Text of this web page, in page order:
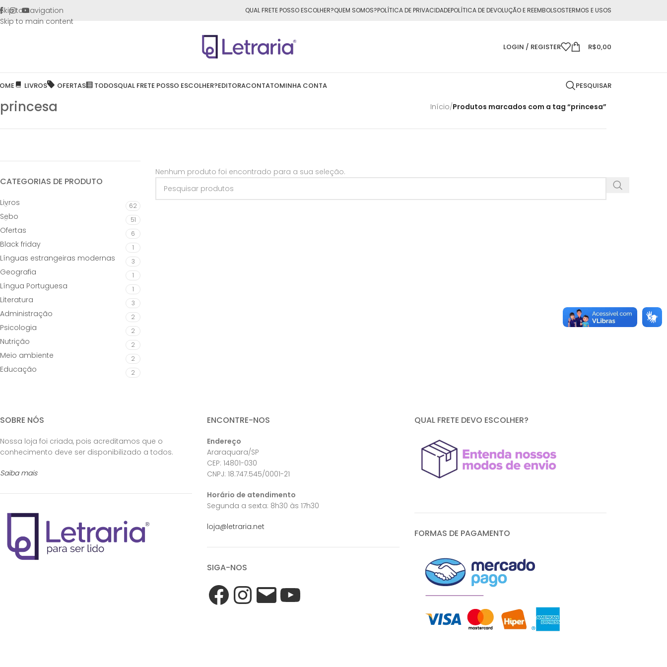
Skip to navigation
Skip to main content
para todo o Brasil nas compras acima de R$50,00
QUAL FRETE POSSO ESCOLHER?QUEM SOMOS?POLÍTICA DE PRIVACIDADEPOLÍTICA DE DEVOLUÇÃO E REEMBOLSOSTERMOS E USOS
LOGIN / REGISTER R$0,00
LIVROS OFERTAS TODOSQUAL FRETE POSSO ESCOLHER?EDITORACONTATOMINHA CONTA PESQUISAR
princesa Início/Produtos marcados com a tag “princesa”
CATEGORIAS DE PRODUTO
Livros 62
Sebo 51
Ofertas 6
Black friday 1
Línguas estrangeiras modernas 3
Geografia 1
Língua Portuguesa 1
Literatura 3
Administração 2
Psicologia 2
Nutrição 2
Meio ambiente 2
Educação 2
Nenhum produto foi encontrado para a sua seleção.
SOBRE NÓS
Nossa loja foi criada, pois acreditamos que o
conhecimento deve ser disponibilizado a todos.
Saiba mais
ENCONTRE-NOS
Endereço
Araraquara/SP
CEP: 14801-030
CNPJ: 18.747.545/0001-21
Horário de atendimento
Segunda a sexta: 8h30 às 17h30
loja@letraria.net
SIGA-NOS
QUAL FRETE DEVO ESCOLHER?
FORMAS DE PAGAMENTO